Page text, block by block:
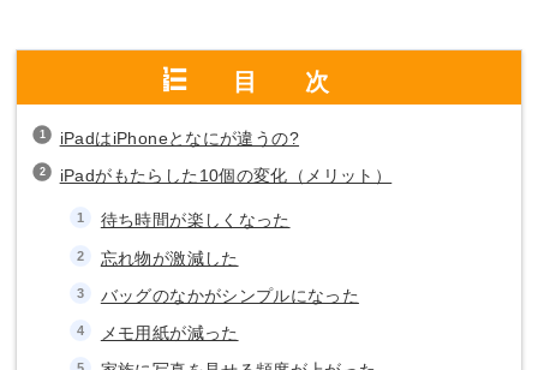
目次
iPadはiPhoneとなにが違うの?
iPadがもたらした10個の変化（メリット）
待ち時間が楽しくなった
忘れ物が激減した
バッグのなかがシンプルになった
メモ用紙が減った